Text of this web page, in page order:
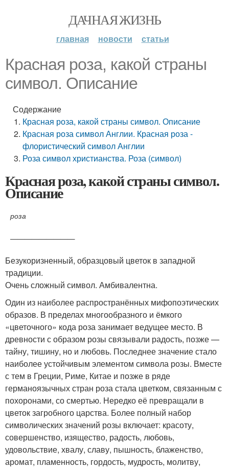
ДАЧНАЯ ЖИЗНЬ
главная новости статьи
Красная роза, какой страны
символ. Описание
Содержание
Красная роза, какой страны символ. Описание
Красная роза символ Англии. Красная роза -
флористический символ Англии
Роза символ христианства. Роза (символ)
Красная роза, какой страны символ.
Описание
роза
—————————
Безукоризненный, образцовый цветок в западной
традиции.
Очень сложный символ. Амбивалентна.
Один из наиболее распространённых мифопоэтических
образов. В пределах многообразного и ёмкого
«цветочного» кода роза занимает ведущее место. В
древности с образом розы связывали радость, позже —
тайну, тишину, но и любовь. Последнее значение стало
наиболее устойчивым элементом символа розы. Вместе
с тем в Греции, Риме, Китае и позже в ряде
германоязычных стран роза стала цветком, связанным с
похоронами, со смертью. Нередко её превращали в
цветок загробного царства. Более полный набор
символических значений розы включает: красоту,
совершенство, изящество, радость, любовь,
удовольствие, хвалу, славу, пышность, блаженство,
аромат, пламенность, гордость, мудрость, молитву,